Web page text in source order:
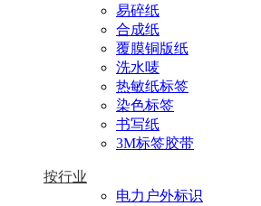
易碎纸
合成纸
覆膜铜版纸
洗水唛
热敏纸标签
染色标签
书写纸
3M标签胶带
按行业
电力户外标识